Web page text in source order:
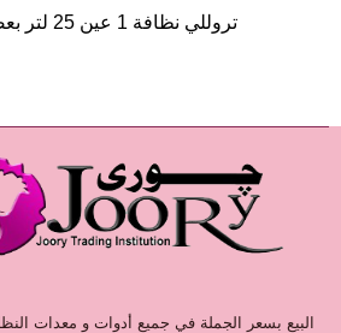
تروللي نظافة 1 عين 25 لتر بعصارة بلاستك
البيع بسعر الجملة في جميع أدوات و معدات